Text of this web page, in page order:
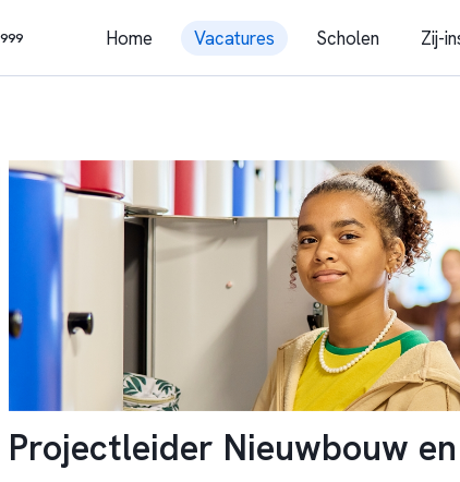
Home Vacatures Scholen Zij-
Projectleider Nieuwbouw